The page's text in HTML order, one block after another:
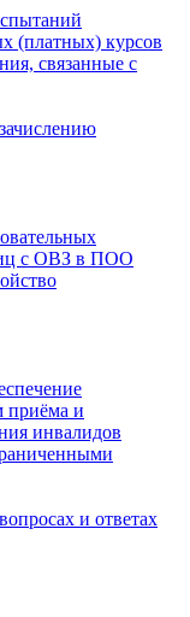
(платных) курсов
связанные с
с ОВЗ в ПОО
приёма и
инвалидов
и ответах